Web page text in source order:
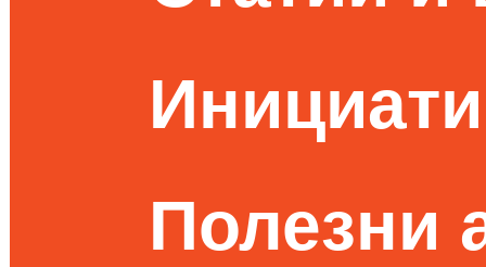
Полезни